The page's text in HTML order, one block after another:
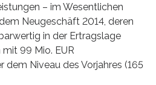
– im Wesentlichen
Neugeschäft 2014, deren
in der Ertragslage
99 Mio. EUR
Niveau des Vorjahres (165